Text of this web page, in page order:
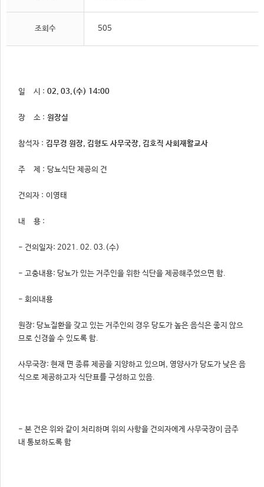
조회수 505
일 시 : 02. 03.(수) 14:00
장 소 : 원장실
참석자 : 김무경 원장, 김형도 사무국장, 김호직 사회재활교사
주 제 : 당뇨식단 제공의 건
건의자 : 이영태
내 용 :
- 건의일자: 2021. 02. 03.(수)
- 고충내용: 당뇨가 있는 거주인을 위한 식단을 제공해주었으면 함.
- 회의내용
원장: 당뇨질환을 갖고 있는 거주인의 경우 당도가 높은 음식은 좋지 않으
므로 신경쓸 수 있도록 함.
사무국장: 현재 면 종류 제공을 지양하고 있으며, 영양사가 당도가 낮은 음
식으로 제공하고자 식단표를 구성하고 있음.
- 본 건은 위와 같이 처리하며 위의 사항을 건의자에게 사무국장이 금주
내 통보하도록 함